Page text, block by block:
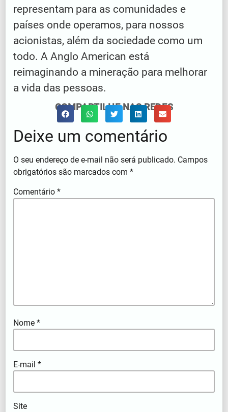
representam para as comunidades e
países onde operamos, para nossos
acionistas, além da sociedade como um
todo. A Anglo American está
reimaginando a mineração para melhorar
a vida das pessoas.
COMPARTILHE NAS REDES
Deixe um comentário
O seu endereço de e-mail não será publicado. Campos
obrigatórios são marcados com*
Comentário*
Nome*
E-mail*
Site